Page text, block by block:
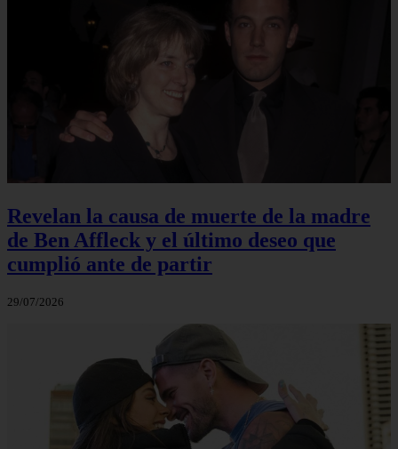
Revelan la causa de muerte de la madre
de Ben Affleck y el último deseo que
cumplió ante de partir
29/07/2026